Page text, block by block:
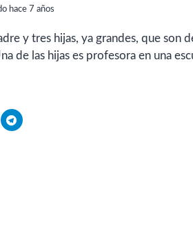
hace 7 años
y tres hijas, ya grandes, que son
de las hijas es profesora en una